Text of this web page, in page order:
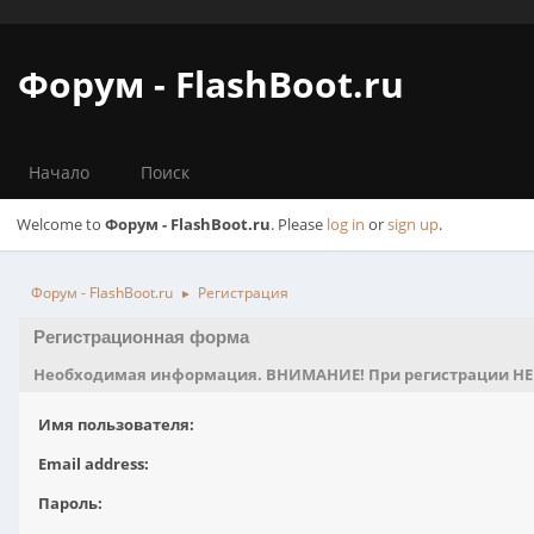
Форум - FlashBoot.ru
Начало Поиск
Welcome to Форум - FlashBoot.ru. Please log in orsign up.
Форум - FlashBoot.ru ► Регистрация
Регистрационная форма
Необходимая информация. ВНИМАНИЕ! При регистрации НЕ
Имя пользователя:
Email address:
Пароль: